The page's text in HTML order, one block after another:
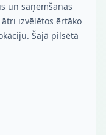
un saņemšanas
izvēlētos ērtāko
Šajā pilsētā